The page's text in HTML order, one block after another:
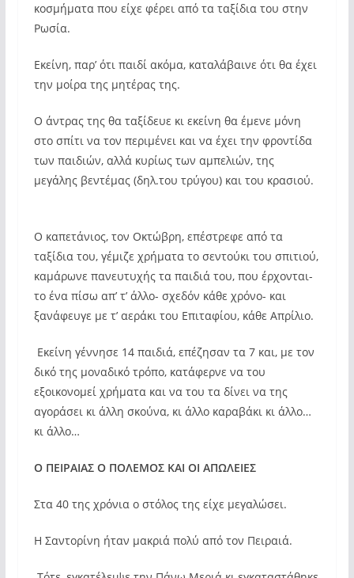
κοσμήματα που είχε φέρει από τα ταξίδια του στην
Ρωσία.
Εκείνη, παρ’ ότι παιδί ακόμα, καταλάβαινε ότι θα έχει
την μοίρα της μητέρας της.
Ο άντρας της θα ταξίδευε κι εκείνη θα έμενε μόνη
στο σπίτι να τον περιμένει και να έχει την φροντίδα
των παιδιών, αλλά κυρίως των αμπελιών, της
μεγάλης βεντέμας (δηλ.του τρύγου) και του κρασιού.
Ο καπετάνιος, τον Οκτώβρη, επέστρεφε από τα
ταξίδια του, γέμιζε χρήματα το σεντούκι του σπιτιού,
καμάρωνε πανευτυχής τα παιδιά του, που έρχονται-
το ένα πίσω απ’ τ’ άλλο- σχεδόν κάθε χρόνο- και
ξανάφευγε με τ’ αεράκι του Επιταφίου, κάθε Απρίλιο.
Εκείνη γέννησε 14 παιδιά, επέζησαν τα 7 και, με τον
δικό της μοναδικό τρόπο, κατάφερνε να του
εξοικονομεί χρήματα και να του τα δίνει να της
αγοράσει κι άλλη σκούνα, κι άλλο καραβάκι κι άλλο…
κι άλλο…
Ο ΠΕΙΡΑΙΑΣ Ο ΠΟΛΕΜΟΣ ΚΑΙ ΟΙ ΑΠΩΛΕΙΕΣ
Στα 40 της χρόνια ο στόλος της είχε μεγαλώσει.
Η Σαντορίνη ήταν μακριά πολύ από τον Πειραιά.